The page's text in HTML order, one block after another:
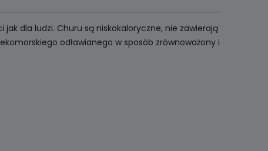
dla ludzi. Churu są niskokaloryczne, nie zawierają
odławianego w sposób zrównoważony i